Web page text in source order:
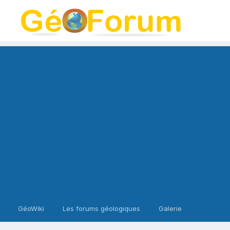
GéoWiki Les forums géologiques Galerie